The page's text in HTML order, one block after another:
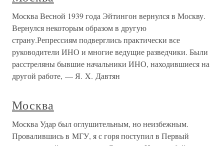
Москва Весной 1939 года Эйтингон вернулся в Москву.
Вернулся некоторым образом в другую
страну.Репрессиям подверглись практически все
руководители ИНО и многие ведущие разведчики. Были
расстреляны бывшие начальники ИНО, находившиеся на
другой работе, — Я. X. Давтян
Москва
Москва Удар был оглушительным, но неизбежным.
Провалившись в МГУ, я с горя поступил в Первый